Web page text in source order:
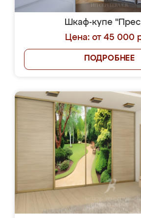
Шкаф-купе
Цена: от 45 000
ПОДРОБНЕЕ